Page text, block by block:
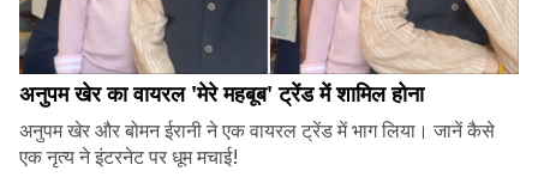
अनुपम खेर का वायरल 'मेरे महबूब' ट्रेंड में शामिल होना
अनुपम खेर और बोमन ईरानी ने एक वायरल ट्रेंड में भाग लिया। जानें कैसे
एक नृत्य ने इंटरनेट पर धूम मचाई!